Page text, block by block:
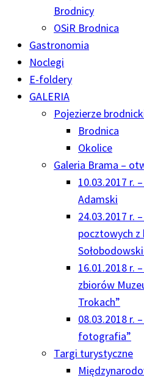
Brodnicy
OSiR Brodnica
Gastronomia
Noclegi
E-foldery
GALERIA
Pojezierze
Brodnica
Okolice
Galeria Brama –
10.03.2017 r.
Adamski
24.03.2017 r.
pocztowych z
16.01.2018 r.
zbiorów
Trokach”
08.03.2018 r.
fotografia”
Targi turystyczne